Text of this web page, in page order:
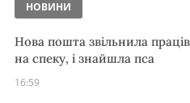
НОВИНИ
Нова пошта звільнила
на спеку, і знайшла пса
16:59